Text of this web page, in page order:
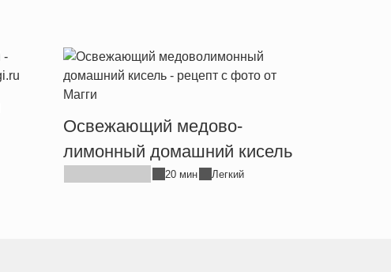
Освежающий медово-
лимонный домашний кисель
20 мин Легкий